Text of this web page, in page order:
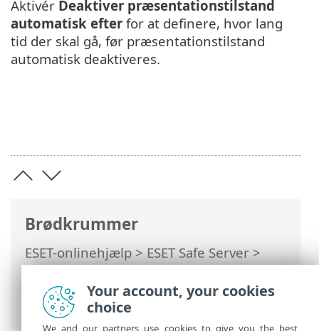
Brødkrummer
ESET-onlinehjælp>ESET Safe Server>
Arbejde med ESET Safe Server>
Avanceret opsætning>Brugerflade>
Præsentationstilstand
Aktivér Deaktiver præsentationstilstand
automatisk efter for at definere, hvor lang
tid der skal gå, før præsentationstilstand
automatisk deaktiveres.
Your account, your cookies
choice
We and our partners use cookies to give you the best